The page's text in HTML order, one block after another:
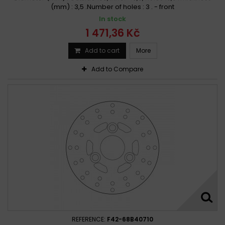
Aprilia 50 RS REPLICA GP-1 / SBX 2004 - 2005
Aprilia 50 RX 2005 - 2010
Aprilia 50 RX 2011
Aprilia 50 RX FACTORY / ABS 2012 - 2018
Aprilia 50 RX RACING 2003 - 2006
Aprilia 50 SCARABEO 2T DD 1998 - 1999
Aprilia 50 SCARABEO 4T 4V 2002 - 2017
Aprilia 50 SCARABEO 4T 4V PIAGGIO 2006 -
APRILIA 50 SCARABEO 4T 2002 - 2009
Aprilia 50 SCARABEO 4T 2002 - 2010
Aprilia 50 SCARABEO 4T REST. 2V PIAGGIO 2006 -
APRILIA 50 SCARABEO 4T RESTYLING 2006 - 2008
(mm) : 3,5 .Number of holes : 3 . - front
In stock
1 471,36 Kč
Add to cart More
Add to Compare
REFERENCE: F42-68B40710